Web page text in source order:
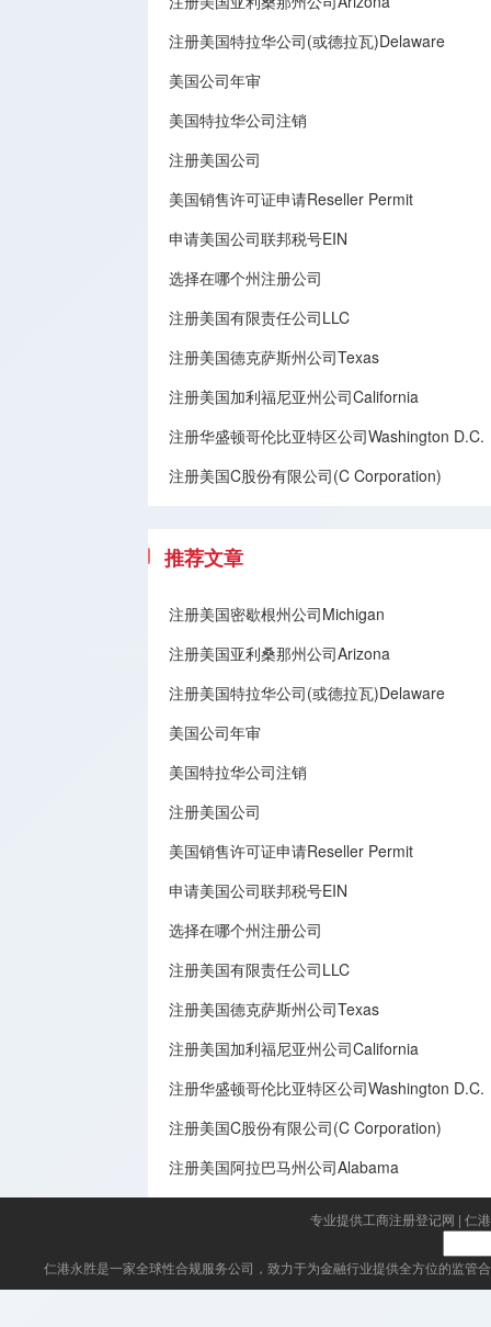
注册美国特拉华公司(或德拉瓦)Delaware
美国公司年审
美国特拉华公司注销
注册美国公司
美国销售许可证申请Reseller Permit
申请美国公司联邦税号EIN
选择在哪个州注册公司
注册美国有限责任公司LLC
注册美国德克萨斯州公司Texas
注册美国加利福尼亚州公司California
注册华盛顿哥伦比亚特区公司Washington D.C.
注册美国C股份有限公司(C Corporation)
推荐文章
注册美国密歇根州公司Michigan
注册美国亚利桑那州公司Arizona
注册美国特拉华公司(或德拉瓦)Delaware
美国公司年审
美国特拉华公司注销
注册美国公司
美国销售许可证申请Reseller Permit
申请美国公司联邦税号EIN
选择在哪个州注册公司
注册美国有限责任公司LLC
注册美国德克萨斯州公司Texas
注册美国加利福尼亚州公司California
注册华盛顿哥伦比亚特区公司Washington D.C.
注册美国C股份有限公司(C Corporation)
注册美国阿拉巴马州公司Alabama
专业提供工商注册登记网 | 仁
仁港永胜是一家全球性合规服务公司，致力于为金融行业提供全方位的监管